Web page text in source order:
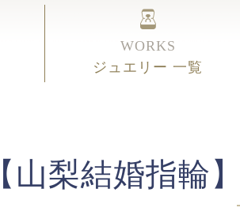
WORKS
ジュエリー 一覧
【山梨結婚指輪